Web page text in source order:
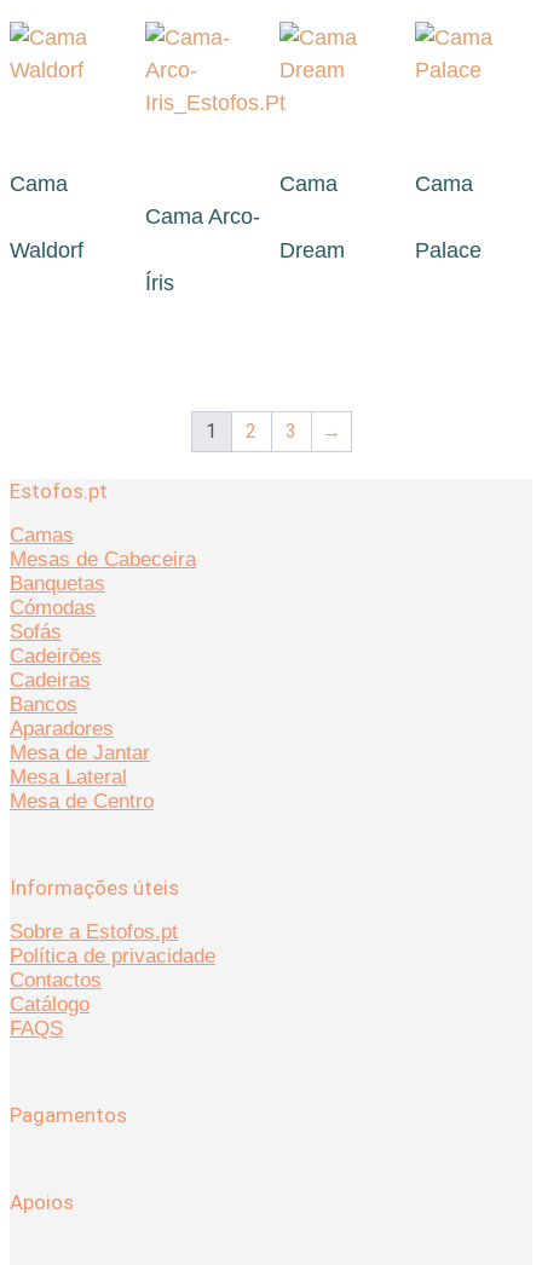
Cama
Waldorf
Cama Arco-
Íris
Cama
Dream
Cama
Palace
1 2 3 →
Estofos.pt
Camas
Mesas de Cabeceira
Banquetas
Cómodas
Sofás
Cadeirões
Cadeiras
Bancos
Aparadores
Mesa de Jantar
Mesa Lateral
Mesa de Centro
Informações úteis
Sobre a Estofos.pt
Política de privacidade
Contactos
Catálogo
FAQS
Pagamentos
Apoios